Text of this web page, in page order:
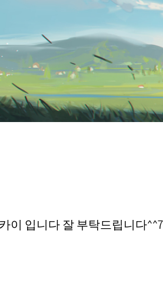
이 입니다 잘 부탁드립니다^^7